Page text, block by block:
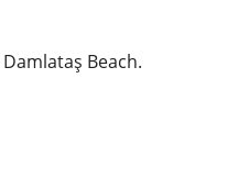
Beach.